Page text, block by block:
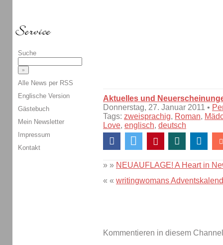
Aktuelles und
Donnerstag, 27. Januar 2011 •
Tags: zweisprachig, Roman,
Love, englisch, deutsch
» » NEUAUFLAGE! A Heart in
« « writingwomans
Kommentieren in diesem
Suche
Alle News per RSS
Englische Version
Gästebuch
Mein Newsletter
Impressum
Kontakt